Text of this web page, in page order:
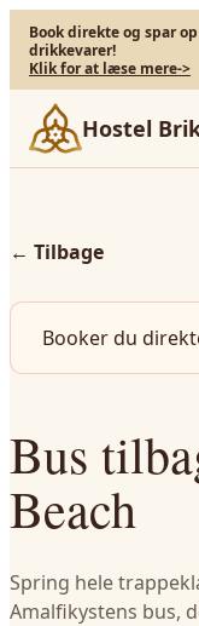
Book direkte og spar
drikkevarer!
Klik for at læse mere->
Hostel
← Tilbage
Booker du
Bus
Beach
Spring hele
Amalfikystens bus,